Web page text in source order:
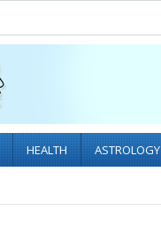
HEALTH ASTROLOGY